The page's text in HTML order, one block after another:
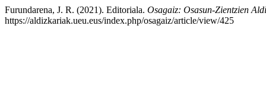
Furundarena, J. R. (2021). Editoriala. Osagaiz: Osasun-Zientzien
https://aldizkariak.ueu.eus/index.php/osagaiz/article/view/425